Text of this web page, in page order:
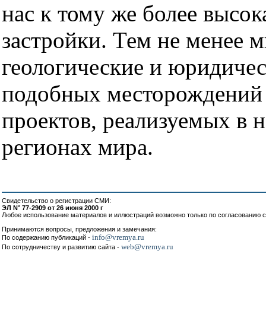
нас к тому же более
застройки. Тем не менее
геологические и
подобных
проектов, реализуемых в
регионах мира.
Свидетельство о регистрации СМИ:
ЭЛ N° 77-2909 от 26 июня 2000 г
Любое использование материалов и иллюстраций возможно только по согласованию
Принимаются вопросы, предложения и замечания:
По содержанию публикаций - info@vremya.ru
По сотрудничеству и развитию сайта - web@vremya.ru